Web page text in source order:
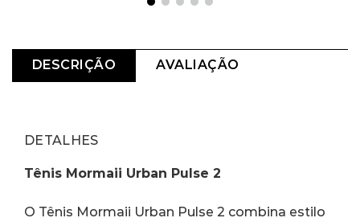
DESCRIÇÃO AVALIAÇÃO
DETALHES
Tênis Mormaii Urban Pulse 2
O Tênis Mormaii Urban Pulse 2 combina estilo